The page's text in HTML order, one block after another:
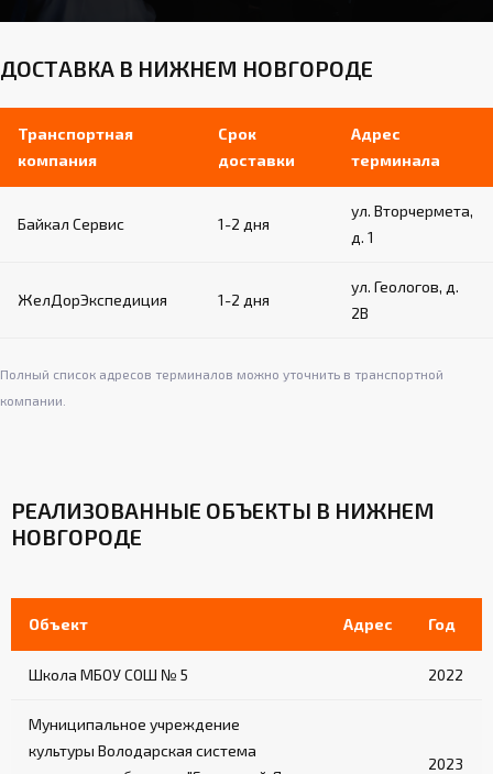
ДОСТАВКА В НИЖНЕМ НОВГОРОДЕ
Транспортная
компания
Срок
доставки
Адрес
терминала
Байкал Сервис 1-2 дня
ул. Вторчермета,
д. 1
ЖелДорЭкспедиция 1-2 дня
ул. Геологов, д.
2В
Полный список адресов терминалов можно уточнить в транспортной
компании.
РЕАЛИЗОВАННЫЕ ОБЪЕКТЫ В НИЖНЕМ
НОВГОРОДЕ
Объект Адрес Год
Школа МБОУ СОШ № 5 2022
Муниципальное учреждение
культуры Володарская система
2023